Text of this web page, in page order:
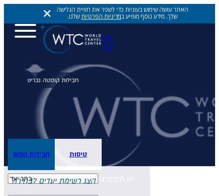
האתר עושה שימוש בעוגיות כדי לשפר את חוויית הגלישה
שלך. מידע נוסף מופיע במדיניות הפרטיותשלנו.
יעדים
יעדים
אתונה
יוון היבשתית
חבילות נופש טיסות
הצג רשימת יעדים לבחירה